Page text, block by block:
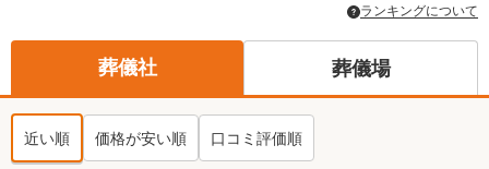
報も掲載しています。24時間の相談受付で深夜・早朝でも対応可能
です。
ランキングについて
葬儀社 葬儀場
近い順 価格が安い順 口コミ評価順